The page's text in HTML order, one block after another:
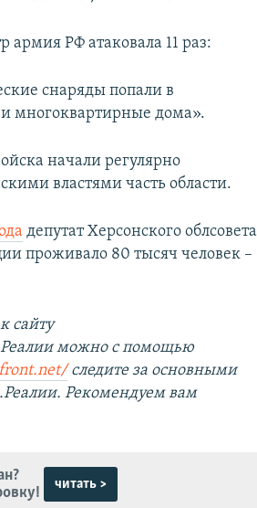
армия РФ атаковала 11 раз:
снаряды попали в
и многоквартирные дома».
начали регулярно
властями часть области.
депутат Херсонского облсовета
проживало 80 тысяч человек –
сайту
можно с помощью
следите за основными
Рекомендуем вам
читать >